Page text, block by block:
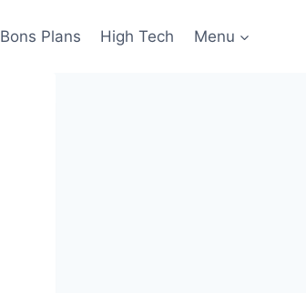
Bons Plans High Tech Menu